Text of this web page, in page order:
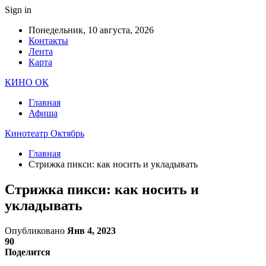
Sign in
Понедельник, 10 августа, 2026
Контакты
Лента
Карта
КИНО ОК
Главная
Афиша
Кинотеатр Октябрь
Главная
Стрижка пикси: как носить и укладывать
Стрижка пикси: как носить и
укладывать
Опубликовано Янв 4, 2023
90
Поделится